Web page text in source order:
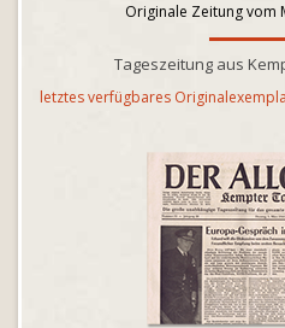
Originale Zeitung vom
Tageszeitung aus
letztes verfügbares